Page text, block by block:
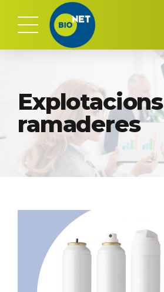
Explotacions
ramaderes